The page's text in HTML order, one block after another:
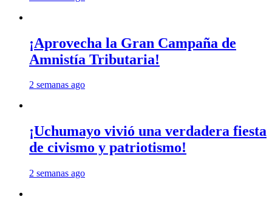
¡Aprovecha la Gran Campaña de
Amnistía Tributaria!
2 semanas ago
¡Uchumayo vivió una verdadera fiesta
de civismo y patriotismo!
2 semanas ago